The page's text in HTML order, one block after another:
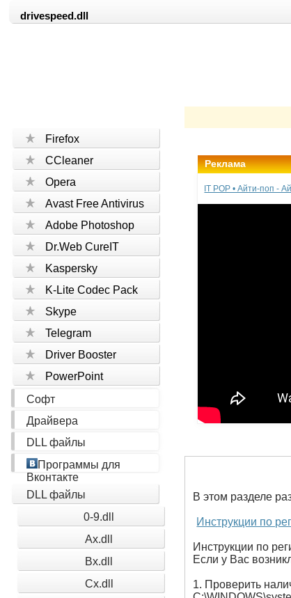
drivespeed.dll
Firefox
CCleaner
Opera
Avast Free Antivirus
Adobe Photoshop
Dr.Web CureIT
Kaspersky
K-Lite Codec Pack
Skype
Telegram
Driver Booster
PowerPoint
Софт
Драйвера
DLL файлы
Программы для
Вконтакте
DLL файлы
0-9.dll
Ax.dll
Bx.dll
Cx.dll
Реклама
IT POP • Айти-поп -
В этом разделе
Инструкции по
Инструкции по
Если у Вас
1. Проверить